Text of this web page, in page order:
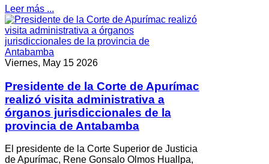
Leer más ...
Viernes, May 15 2026
Presidente de la Corte de Apurímac
realizó visita administrativa a
órganos jurisdiccionales de la
provincia de Antabamba
El presidente de la Corte Superior de Justicia
de Apurímac, Rene Gonsalo Olmos Huallpa,